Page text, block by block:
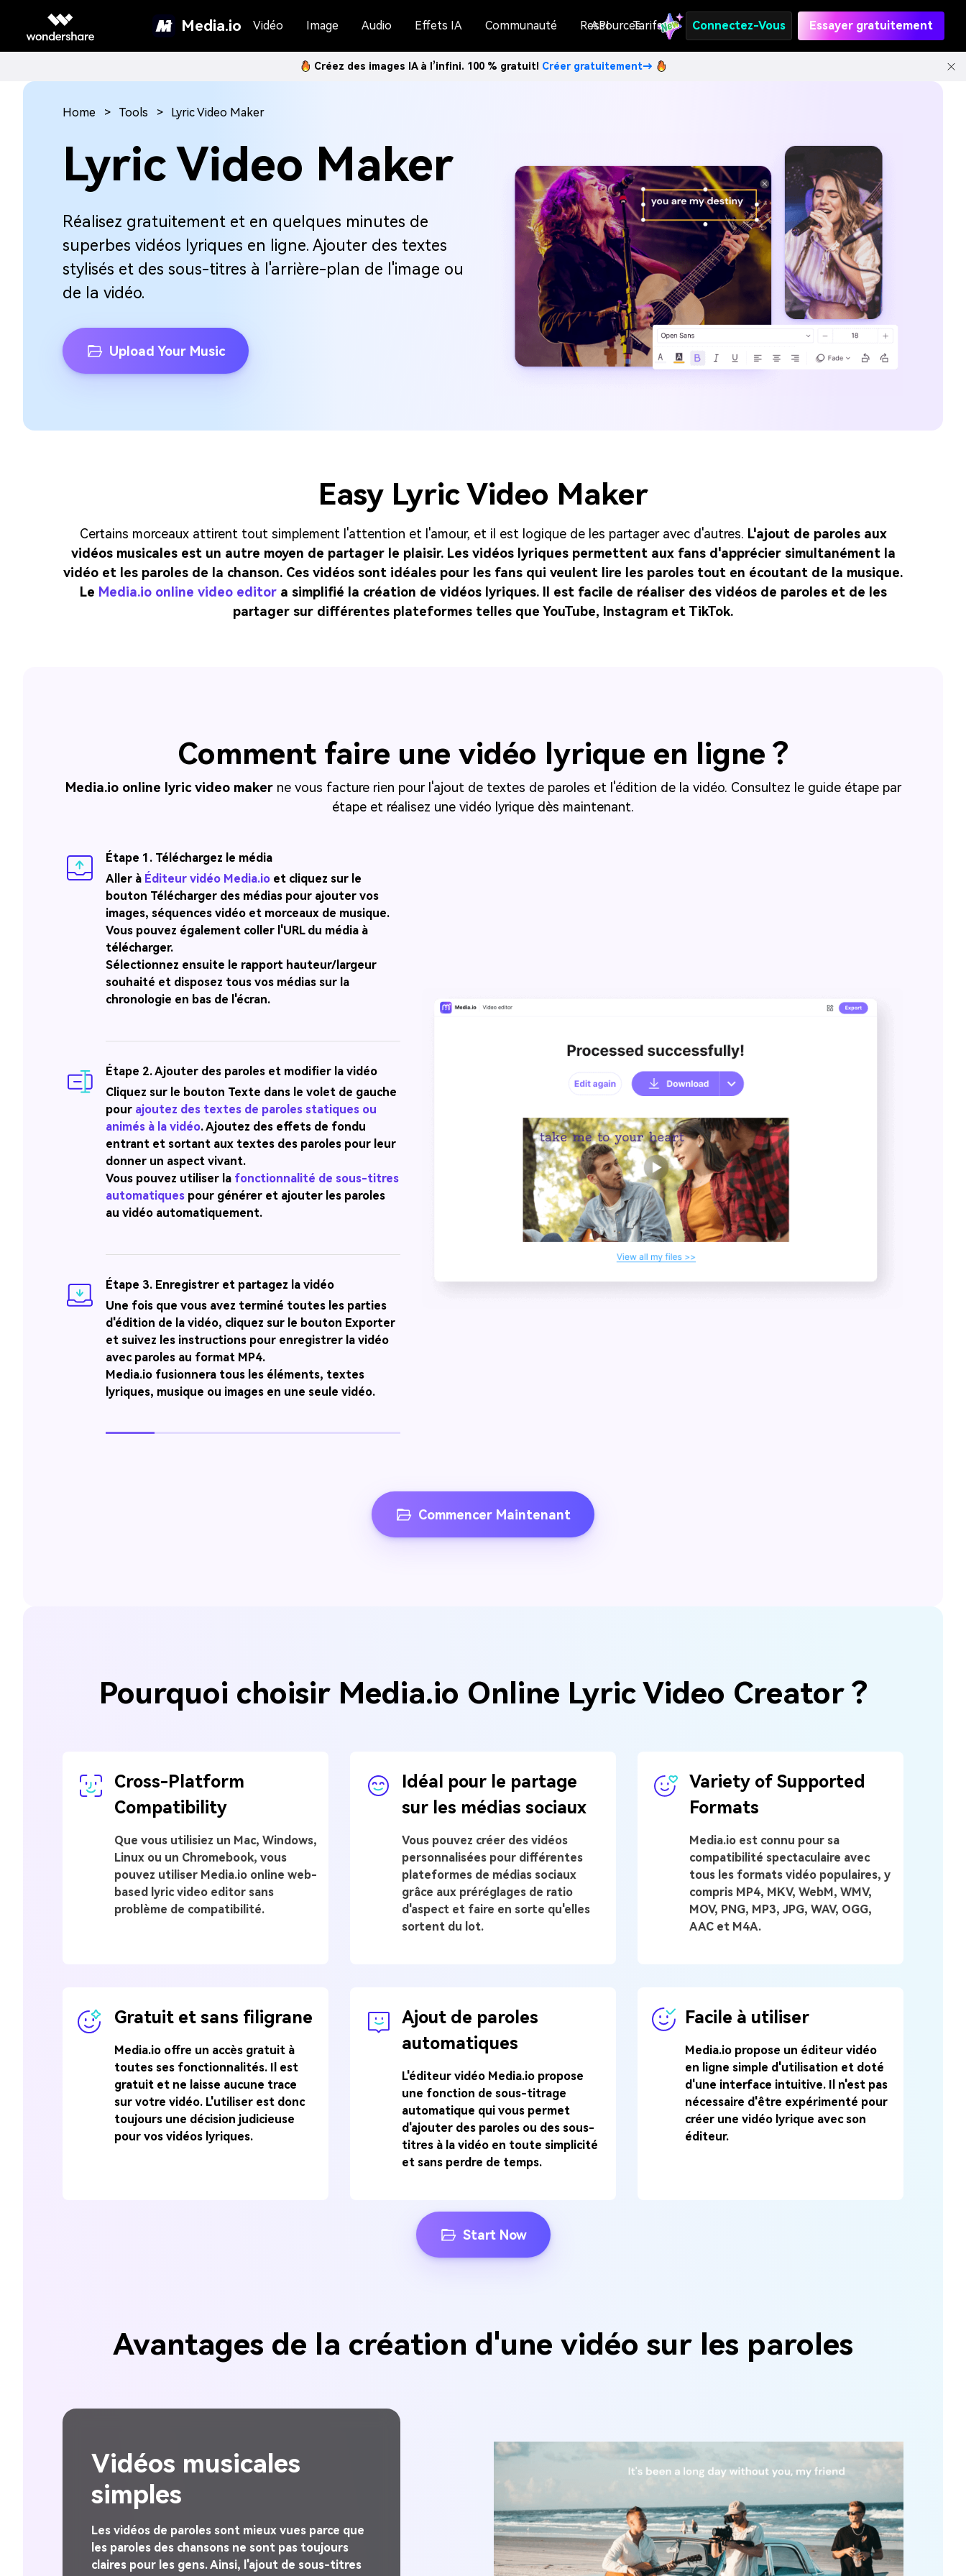
Media.io Vidéo Image Audio Effets IA Communauté Ressources
API Tarifs Connectez-Vous Essayer gratuitement
Créez des images IA à l’infini. 100 % gratuit! Créer gratuitement→
Lyric Video Maker
Réalisez gratuitement et en quelques minutes de
superbes vidéos lyriques en ligne. Ajouter des textes
stylisés et des sous-titres à l'arrière-plan de l'image ou
de la vidéo.
Upload Your Music
Home Tools Lyric Video Maker
Easy Lyric Video Maker
Certains morceaux attirent tout simplement l'attention et l'amour, et il est logique de les partager avec d'autres. L'ajout de paroles aux
vidéos musicalesest un autre moyen de partager le plaisir. Les vidéos lyriques permettent aux fans d'apprécier simultanément la
vidéo et les paroles de la chanson. Ces vidéos sont idéales pour les fans qui veulent lire les paroles tout en écoutant de la musique.
Le Media.io online video editor a simplifié la création de vidéos lyriques. Il est facile de réaliser des vidéos de paroles et de les
partager sur différentes plateformes telles que YouTube, Instagram et TikTok.
Comment faire une vidéo lyrique en ligne ?
Media.io online lyric video maker ne vous facture rien pour l'ajout de textes de paroles et l'édition de la vidéo. Consultez le guide étape par
étape et réalisez une vidéo lyrique dès maintenant.
Étape 1. Téléchargez le média
Aller à Éditeur vidéo Media.io et cliquez sur le
bouton Télécharger des médias pour ajouter vos
images, séquences vidéo et morceaux de musique.
Vous pouvez également coller l'URL du média à
télécharger.
Sélectionnez ensuite le rapport hauteur/largeur
souhaité et disposez tous vos médias sur la
chronologie en bas de l'écran.
Étape 2. Ajouter des paroles et modifier la vidéo
Cliquez sur le bouton Texte dans le volet de gauche
pour ajoutez des textes de paroles statiques ou
animés à la vidéo. Ajoutez des effets de fondu
entrant et sortant aux textes des paroles pour leur
donner un aspect vivant.
Vous pouvez utiliser la fonctionnalité de sous-titres
automatiques pour générer et ajouter les paroles
au vidéo automatiquement.
Étape 3. Enregistrer et partagez la vidéo
Une fois que vous avez terminé toutes les parties
d'édition de la vidéo, cliquez sur le bouton Exporter
et suivez les instructions pour enregistrer la vidéo
avec paroles au format MP4.
Media.io fusionnera tous les éléments, textes
lyriques, musique ou images en une seule vidéo.
Commencer Maintenant
Pourquoi choisir Media.io Online Lyric Video Creator ?
Cross-Platform
Compatibility
Que vous utilisiez un Mac, Windows,
Linux ou un Chromebook, vous
pouvez utiliser Media.io online web-
based lyric video editorsans
problème de compatibilité.
Idéal pour le partage
sur les médias sociaux
Vous pouvez créer des vidéos
personnalisées pour différentes
plateformes de médias sociaux
grâce aux préréglages de ratio
d'aspect et faire en sorte qu'elles
sortent du lot.
Variety of Supported
Formats
Media.io est connu pour sa
compatibilité spectaculaire avec
tous les formats vidéo populaires, y
compris MP4, MKV, WebM, WMV,
MOV, PNG, MP3, JPG, WAV, OGG,
AAC et M4A.
Gratuit et sans filigrane
Media.io offre un accès gratuit à
toutes ses fonctionnalités. Il est
gratuit et ne laisse aucune trace
sur votre vidéo. L'utiliser est donc
toujours une décision judicieuse
pour vos vidéos lyriques.
Ajout de paroles
automatiques
L'éditeur vidéo Media.io propose
une fonction de sous-titrage
automatique qui vous permet
d'ajouter des paroles ou des sous-
titres à la vidéo en toute simplicité
et sans perdre de temps.
Facile à utiliser
Media.io propose un éditeur vidéo
en ligne simple d'utilisation et doté
d'une interface intuitive. Il n'est pas
nécessaire d'être expérimenté pour
créer une vidéo lyrique avec son
éditeur.
Start Now
Avantages de la création d'une vidéo sur les paroles
Promouvoir le contenu
Les vidéos de paroles vous permettent de
Les vidéos sont généralement faciles à partager,
ce qui fait de la vidéo lyrique un moyen idéal de
promouvoir votre musique. Vous pouvez utiliser